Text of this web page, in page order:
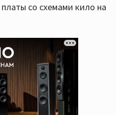
со схемами кило на